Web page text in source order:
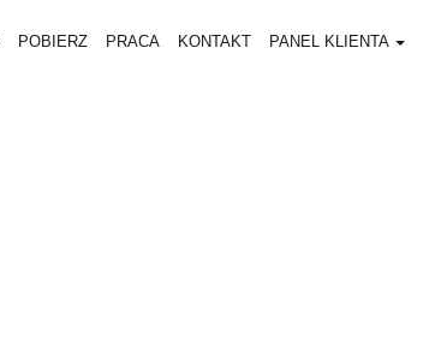
POBIERZ PRACA KONTAKT PANEL KLIENTA